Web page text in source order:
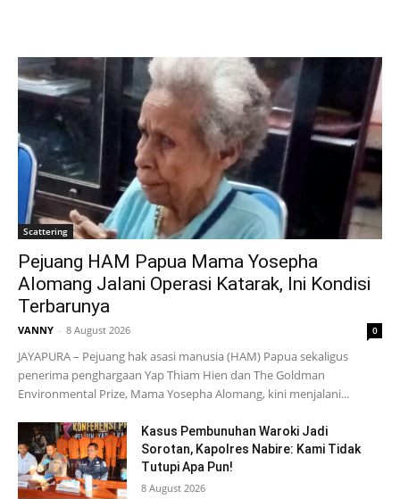
Scattering
Pejuang HAM Papua Mama Yosepha
Alomang Jalani Operasi Katarak, Ini Kondisi
Terbarunya
VANNY - 8 August 2026 0
JAYAPURA – Pejuang hak asasi manusia (HAM) Papua sekaligus
penerima penghargaan Yap Thiam Hien dan The Goldman
Environmental Prize, Mama Yosepha Alomang, kini menjalani...
Kasus Pembunuhan Waroki Jadi
Sorotan, Kapolres Nabire: Kami Tidak
Tutupi Apa Pun!
8 August 2026